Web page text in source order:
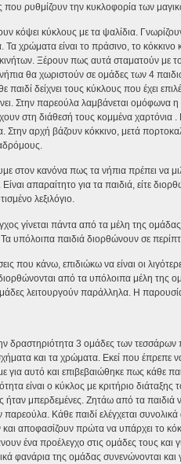
ρυθμίζουν την κυκλοφορία των
κόψει κύκλους με τα ψαλίδια.
Τα χρώματα είναι το πράσινο, το
Ξέρουν πως αυτά σταματούν με
θα χωριστούν σε ομάδες των 4
παιδί δείχνει τους κύκλους που έχει
Στην παρεούλα λαμβάνεται
στη διάθεσή τους κομμένα
Στην αρχή βάζουν κόκκινο, μετά
στον κανόνα πως τα νήπια πρέπει να
απαραίτητο για τα παιδιά, είτε
λεξιλόγιο.
γίνεται πάντα από τα μέλη της
υπόλοιπα παιδιά διορθώνουν σε
που κάνω, επιδιώκω να είναι οι
από τα υπόλοιπα μέλη της
λειτουργούν παράλληλα. Η
δραστηριότητα 3 ομάδες των
και τα χρώματα. Εκεί που
αυτό και επιβεβαιώθηκε πως κάθε
είναι ο κύκλος με κριτήριο
μπερδεμένες. Ζητάω από τα παιδιά
Κάθε παιδί ελέγχεται
αποφασίζουν πρώτα να υπάρχει το
ένα προέλεγχο στις ομάδες τους και
της ομάδας συνενώνονται και